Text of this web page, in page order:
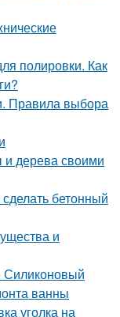
полировки. Как
Правила выбора
и дерева своими
бетонный
и
Силиконовый
ванны
уголка на